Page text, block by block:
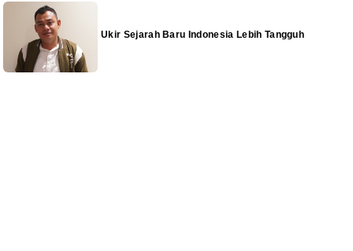
Ukir Sejarah Baru Indonesia Lebih Tangguh